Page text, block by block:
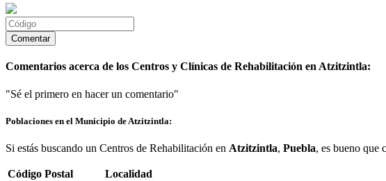
Comentarios acerca de los Centros y Clínicas de Rehabilitación en Atzitzintla:
"Sé el primero en hacer un comentario"
Poblaciones en el Municipio de Atzitzintla:
Si estás buscando un Centros de Rehabilitación en Atzitzintla, Puebla, es bueno que
Código Postal
Localidad